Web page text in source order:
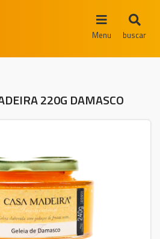
Menu buscar
220G DAMASCO